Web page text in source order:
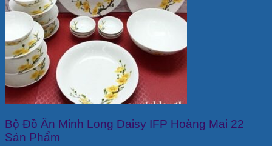
Bộ Đồ Ăn Minh Long Daisy IFP Hoàng Mai 22
Sản Phẩm